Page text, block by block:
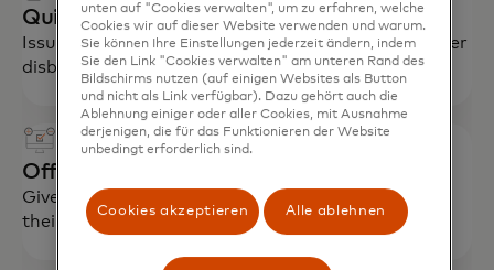
Quickly reimburse patients, members
Issue insurance claims payments, refunds and other
disbursements in near real time.
Offer a streamlined payment experience
Give patients the option to pay bills directly from
their online banking platform.
unten auf "Cookies verwalten", um zu erfahren, welche
Cookies wir auf dieser Website verwenden und warum.
Sie können Ihre Einstellungen jederzeit ändern, indem
Sie den Link "Cookies verwalten" am unteren Rand des
Bildschirms nutzen (auf einigen Websites als Button
und nicht als Link verfügbar). Dazu gehört auch die
Ablehnung einiger oder aller Cookies, mit Ausnahme
derjenigen, die für das Funktionieren der Website
unbedingt erforderlich sind.
Cookies akzeptieren Alle ablehnen